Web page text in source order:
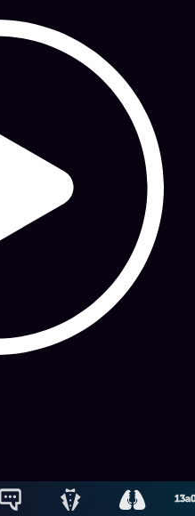
ciencia
Siguientes
y condiciones